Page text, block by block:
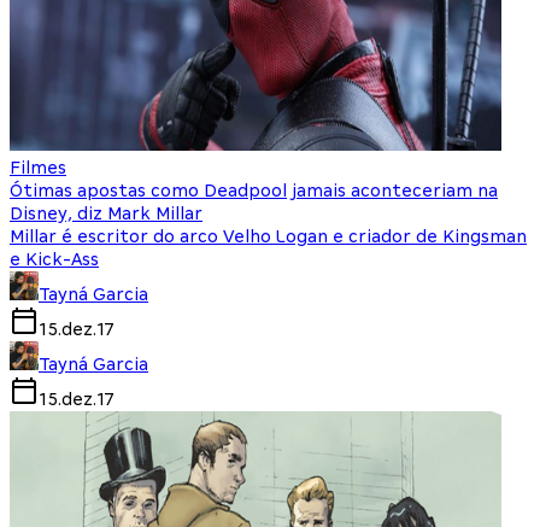
Filmes
Ótimas apostas como Deadpool jamais aconteceriam na
Disney, diz Mark Millar
Millar é escritor do arco Velho Logan e criador de Kingsman
e Kick-Ass
Tayná Garcia
15.dez.17
Tayná Garcia
15.dez.17